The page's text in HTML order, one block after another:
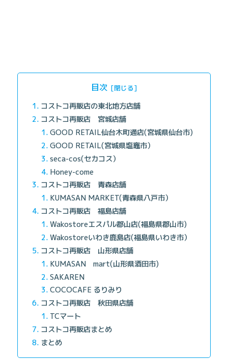
目次
コストコ再販店の東北地方店舗
コストコ再販店 宮城店舗
GOOD RETAIL仙台木町通店(宮城県仙台市)
GOOD RETAIL(宮城県塩竈市）
seca-cos(セカコス）
Honey-come
コストコ再販店 青森店舗
KUMASAN MARKET(青森県八戸市）
コストコ再販店 福島店舗
Wakostoreエスパル郡山店(福島県郡山市)
Wakostoreいわき鹿島店(福島県いわき市）
コストコ再販店 山形県店舗
KUMASAN mart(山形県酒田市)
SAKAREN
COCOCAFE るりみり
コストコ再販店 秋田県店舗
TCマート
コストコ再販店まとめ
まとめ